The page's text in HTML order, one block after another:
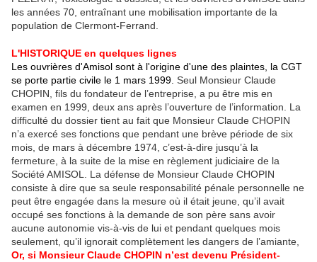
les années 70, entraînant une mobilisation importante de la
population de Clermont-Ferrand.
L'HISTORIQUE en quelques lignes
Les ouvrières d'Amisol sont à l'origine d'une des plaintes, la CGT
se porte partie civile le 1 mars 1999. Seul Monsieur Claude
CHOPIN, fils du fondateur de l’entreprise, a pu être mis en
examen en 1999, deux ans après l’ouverture de l’information. La
difficulté du dossier tient au fait que Monsieur Claude CHOPIN
n’a exercé ses fonctions que pendant une brève période de six
mois, de mars à décembre 1974, c’est-à-dire jusqu’à la
fermeture, à la suite de la mise en règlement judiciaire de la
Société AMISOL. La défense de Monsieur Claude CHOPIN
consiste à dire que sa seule responsabilité pénale personnelle ne
peut être engagée dans la mesure où il était jeune, qu’il avait
occupé ses fonctions à la demande de son père sans avoir
aucune autonomie vis-à-vis de lui et pendant quelques mois
seulement, qu’il ignorait complètement les dangers de l’amiante,
Or, si Monsieur Claude CHOPIN n’est devenu Président-